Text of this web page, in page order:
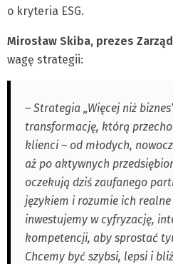
o kryteria ESG.
Mirosław Skiba, prezes
wagę strategii:
– Strategia „Więcej niż
transformację, którą
klienci – od młodych,
aż po aktywnych
oczekują dziś zaufanego
językiem i rozumie ich
inwestujemy w cyfryzację,
kompetencji, aby sprostać
Chcemy być szybsi, lepsi i